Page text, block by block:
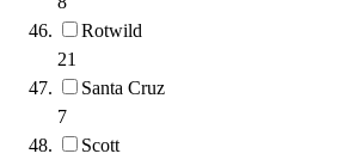
Rotwild
21
Santa Cruz
7
Scott